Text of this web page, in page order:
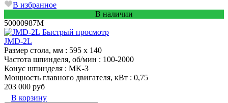
В избранное
В наличии
50000987M
Быстрый просмотр
JMD-2L
Размер стола, мм : 595 x 140
Частота шпинделя, об/мин : 100-2000
Конус шпинделя : MK-3
Мощность главного двигателя, кВт : 0,75
203 000 руб
В корзину